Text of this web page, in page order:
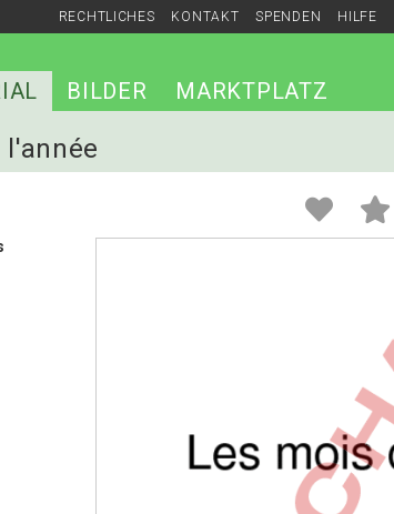
RECHTLICHES KONTAKT SPENDEN HILFE
BILDER MARKTPLATZ